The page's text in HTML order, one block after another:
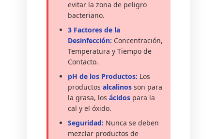
evitar la zona de peligro
bacteriano.
3 Factores de la
Desinfección: Concentración,
Temperatura y Tiempo de
Contacto.
pH de los Productos: Los
productos alcalinosson para
la grasa, los ácidospara la
cal y el óxido.
Seguridad: Nunca se deben
mezclar productos de